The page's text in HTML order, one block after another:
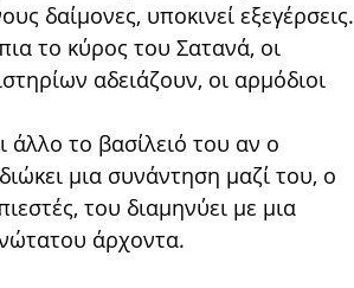
δαίμονες, υποκινεί εξεγέρσεις.
το κύρος του Σατανά, οι
αδειάζουν, οι αρμόδιοι
άλλο το βασίλειό του αν ο
μια συνάντηση μαζί του, ο
του διαμηνύει με μια
άρχοντα.